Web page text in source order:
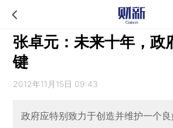
张卓元：未来十年，政
键
2012年11月15日 09:43
政府应特别致力于创造并维护一个